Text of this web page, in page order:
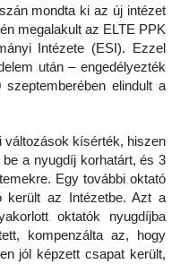
mondta ki az új intézet
megalakult az ELTE PPK
Intézete (ESI). Ezzel
után – engedélyezték
elindult a
változások kísérték, hiszen
a nyugdíj korhatárt, és 3
Egy további oktató
került az Intézetbe. Azt a
oktatók nyugdíjba
kompenzálta az, hogy
jól képzett csapat került,